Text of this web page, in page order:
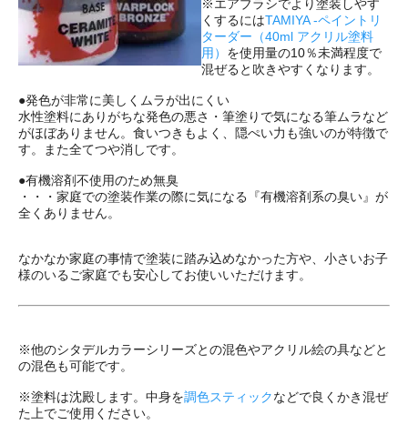
※エアブラシでより塗装しやす
くするにはTAMIYA -ペイントリ
ターダー（40ml アクリル塗料
用） を使用量の10％未満程度で
混ぜると吹きやすくなります。
●発色が非常に美しくムラが出にくい
水性塗料にありがちな発色の悪さ・筆塗りで気になる筆ムラなど
がほぼありません。食いつきもよく、隠ぺい力も強いのが特徴で
す。また全てつや消しです。
●有機溶剤不使用のため無臭
・・・家庭での塗装作業の際に気になる『有機溶剤系の臭い』が
全くありません。
なかなか家庭の事情で塗装に踏み込めなかった方や、小さいお子
様のいるご家庭でも安心してお使いいただけます。
※他のシタデルカラーシリーズとの混色やアクリル絵の具などと
の混色も可能です。
※塗料は沈殿します。中身を調色スティックなどで良くかき混ぜ
た上でご使用ください。